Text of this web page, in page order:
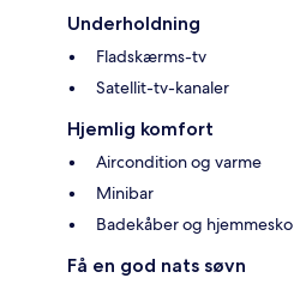
Underholdning
Fladskærms-tv
Satellit-tv-kanaler
Hjemlig komfort
Aircondition og varme
Minibar
Badekåber og hjemmesko
Få en god nats søvn